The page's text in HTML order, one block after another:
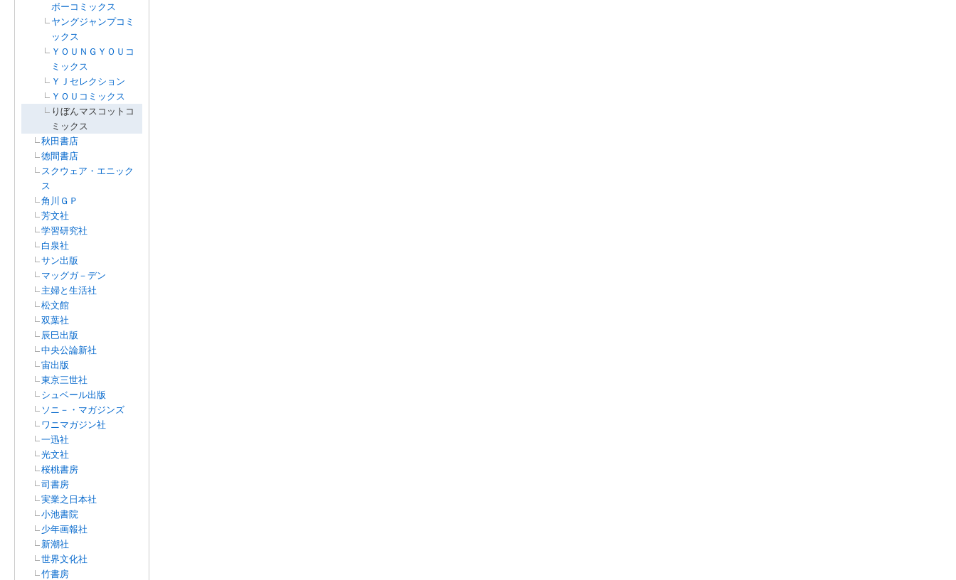
ボーコミックス
ヤングジャンプコミ
ックス
ＹＯＵＮＧＹＯＵコ
ミックス
ＹＪセレクション
ＹＯＵコミックス
りぼんマスコットコ
ミックス
秋田書店
徳間書店
スクウェア・エニック
ス
角川ＧＰ
芳文社
学習研究社
白泉社
サン出版
マッグガ－デン
主婦と生活社
松文館
双葉社
辰巳出版
中央公論新社
宙出版
東京三世社
シュベール出版
ソニ－・マガジンズ
ワニマガジン社
一迅社
光文社
桜桃書房
司書房
実業之日本社
小池書院
少年画報社
新潮社
世界文化社
竹書房